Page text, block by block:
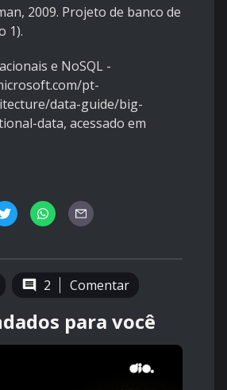
2009. Projeto de banco de
1).
e NoSQL -
pt-
data-guide/big-
data, acessado em
2 Comentar
para você